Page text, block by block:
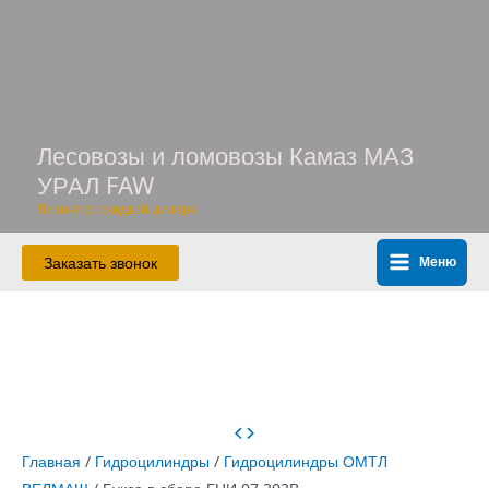
Лесовозы и ломовозы Камаз МАЗ
УРАЛ FAW
Лизинг со скидкой дилера
Заказать звонок
Main
Меню
Главная / Гидроцилиндры / Гидроцилиндры ОМТЛ